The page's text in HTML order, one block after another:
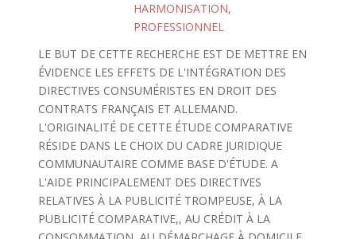
HARMONISATION,
PROFESSIONNEL
LE BUT DE CETTE RECHERCHE EST DE METTRE EN
ÉVIDENCE LES EFFETS DE L'INTÉGRATION DES
DIRECTIVES CONSUMÉRISTES EN DROIT DES
CONTRATS FRANÇAIS ET ALLEMAND.
L'ORIGINALITÉ DE CETTE ÉTUDE COMPARATIVE
RÉSIDE DANS LE CHOIX DU CADRE JURIDIQUE
COMMUNAUTAIRE COMME BASE D'ÉTUDE. A
L'AIDE PRINCIPALEMENT DES DIRECTIVES
RELATIVES À LA PUBLICITÉ TROMPEUSE, À LA
PUBLICITÉ COMPARATIVE,, AU CRÉDIT À LA